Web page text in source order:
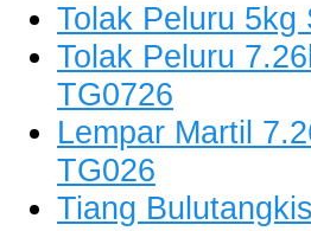
Tolak Peluru 5kg
Tolak Peluru
TG0726
Lempar Martil
TG026
Tiang